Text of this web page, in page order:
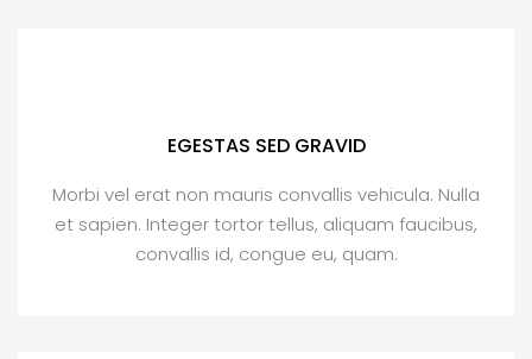
EGESTAS SED GRAVID
Morbi vel erat non mauris convallis vehicula. Nulla
et sapien. Integer tortor tellus, aliquam faucibus,
convallis id, congue eu, quam.